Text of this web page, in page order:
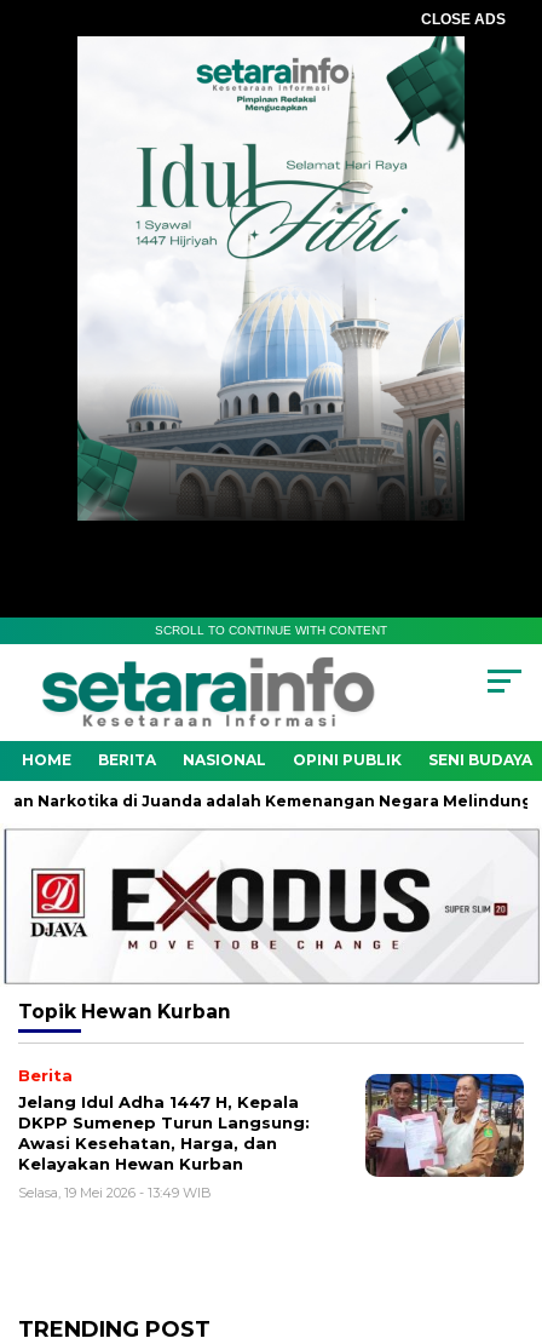
CLOSE ADS
SCROLL TO CONTINUE WITH CONTENT
HOME BERITA NASIONAL OPINI PUBLIK SENI BUDAYA
Narkotika di Juanda adalah Kemenangan Negara Melindungi
Topik Hewan Kurban
Berita
Jelang Idul Adha 1447 H, Kepala
DKPP Sumenep Turun Langsung:
Awasi Kesehatan, Harga, dan
Kelayakan Hewan Kurban
Selasa, 19 Mei 2026 - 13:49 WIB
TRENDING POST